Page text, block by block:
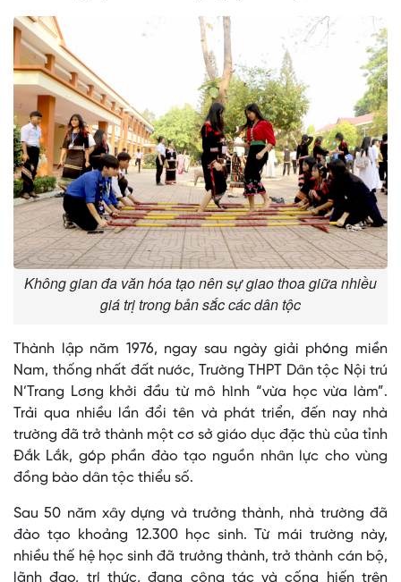
Không gian đa văn hóa tạo nên sự giao thoa giữa nhiều
giá trị trong bản sắc các dân tộc
Thành lập năm 1976, ngay sau ngày giải phóng miền
Nam, thống nhất đất nước, Trường THPT Dân tộc Nội trú
N’Trang Lơng khởi đầu từ mô hình “vừa học vừa làm”.
Trải qua nhiều lần đổi tên và phát triển, đến nay nhà
trường đã trở thành một cơ sở giáo dục đặc thù của tỉnh
Đắk Lắk, góp phần đào tạo nguồn nhân lực cho vùng
đồng bào dân tộc thiểu số.
Sau 50 năm xây dựng và trưởng thành, nhà trường đã
đào tạo khoảng 12.300 học sinh. Từ mái trường này,
nhiều thế hệ học sinh đã trưởng thành, trở thành cán bộ,
lãnh đạo, trí thức, đang công tác và cống hiến trên